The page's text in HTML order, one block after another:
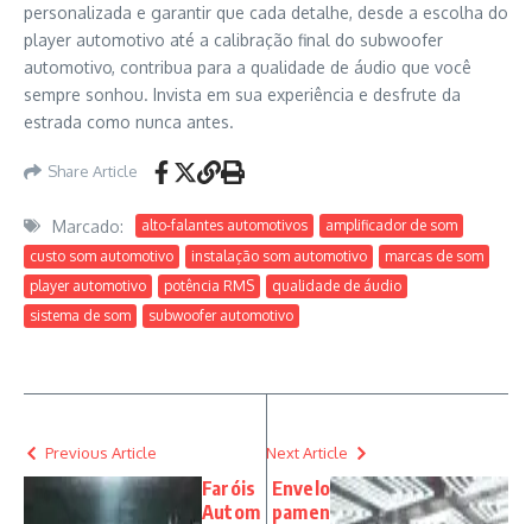
personalizada e garantir que cada detalhe, desde a escolha do
player automotivo até a calibração final do subwoofer
automotivo, contribua para a qualidade de áudio que você
sempre sonhou. Invista em sua experiência e desfrute da
estrada como nunca antes.
Share Article
Marcado: alto-falantes automotivos
amplificador de som
custo som automotivo
instalação som automotivo
marcas de som
player automotivo
potência RMS
qualidade de áudio
sistema de som
subwoofer automotivo
Previous Article
Faróis
Autom
Next Article
Envelo
pamen